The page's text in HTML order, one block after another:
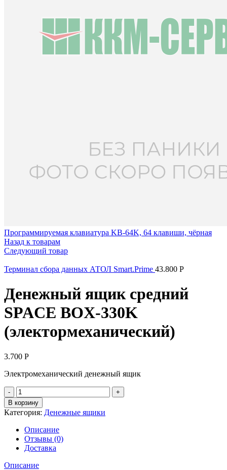
Программируемая клавиатура KB-64K, 64 клавиши, чёрная
Назад к товарам
Следующий товар
Терминал сбора данных АТОЛ Smart.Prime 43.800 Р
Денежный ящик средний
SPACE BOX-330K
(электормеханический)
3.700 Р
Электромеханический денежный ящик
Количество
товара
Денежный
ящик
средний
SPACE
BOX-
330K
(электормеханический)
В корзину
Категория: Денежные ящики
Описание
Отзывы (0)
Доставка
Описание